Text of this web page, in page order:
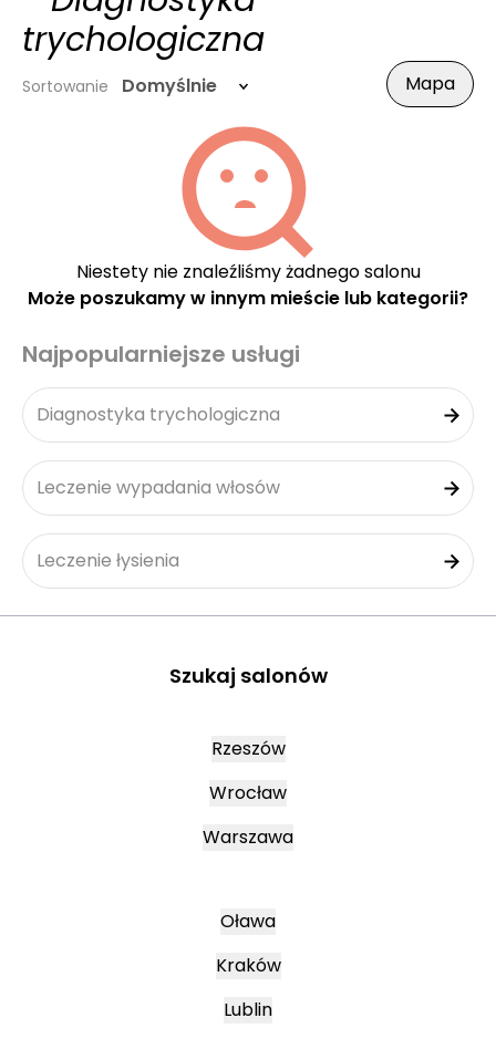
trychologiczna
Sortowanie Domyślnie Mapa
Niestety nie znaleźliśmy żadnego salonu
Może poszukamy w innym mieście lub kategorii?
Najpopularniejsze usługi
Diagnostyka trychologiczna
Leczenie wypadania włosów
Leczenie łysienia
Szukaj salonów
Rzeszów
Wrocław
Warszawa
Oława
Kraków
Lublin